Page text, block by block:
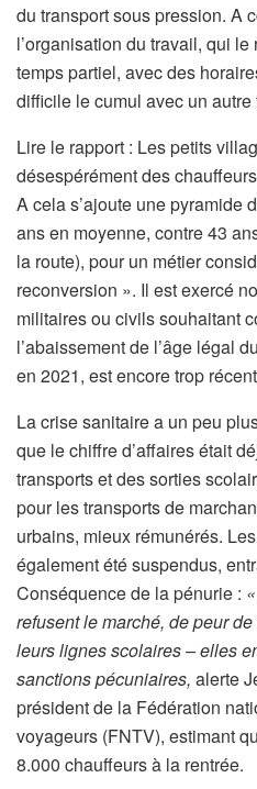
du transport sous pression. A
l’organisation du travail, qui
temps partiel, avec des
difficile le cumul avec un
Lire le rapport : A
r
t
i
c
e
r
é
e
r
v
é
à
n
o
s
a
b
o
n
n
Les petits
désespérément des
A cela s’ajoute une pyramide
ans en moyenne, contre 43
la route), pour un métier
reconversion ». Il est exercé
militaires ou civils souhaitant
l’abaissement de l’âge légal
en 2021, est encore trop
La crise sanitaire a un peu
que le chiffre d’affaires était
transports et des sorties
pour les transports de
urbains, mieux rémunérés.
également été suspendus,
Conséquence de la pénurie :
refusent le marché, de peur
leurs lignes scolaires – elles
sanctions pécuniaires, alerte
président de la Fédération
voyageurs (FNTV), estimant
8.000 chauffeurs à la rentrée.